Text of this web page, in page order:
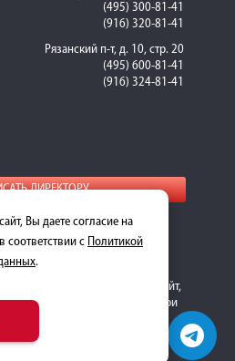
(495) 300-81-41
(916) 320-81-41
Рязанский п-т, д. 10, стр. 20
(495) 600-81-41
(916) 324-81-41
ДИРЕКТОРУ
информации о стоимости
пожалуйста, обращайтесь к
на то, что данный интернет-сайт,
характер и ни при
публичной офертой,
Статьи 437 Гражданского
Вы даете согласие на
соответствии с Политикой
.